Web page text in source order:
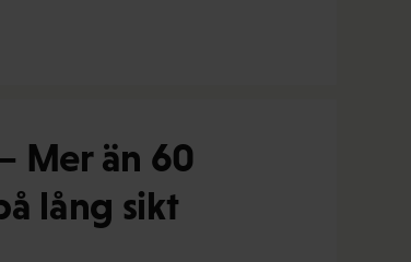
Mer än 60
lång sikt